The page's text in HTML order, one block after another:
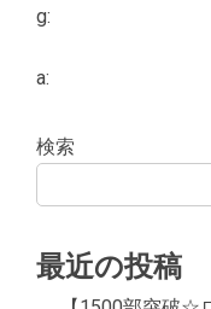
g:
a:
検索
最近の投稿